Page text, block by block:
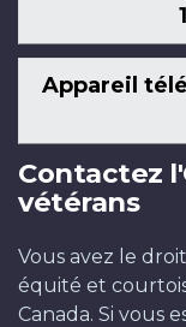
Appareil
Contactez
vétérans
Vous avez le
équité et
Canada. Si vous